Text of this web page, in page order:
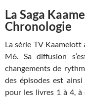
La Saga
Chronologie
La série TV
M6. Sa diffusion
changements de
des épisodes est
pour les livres 1 à 4,